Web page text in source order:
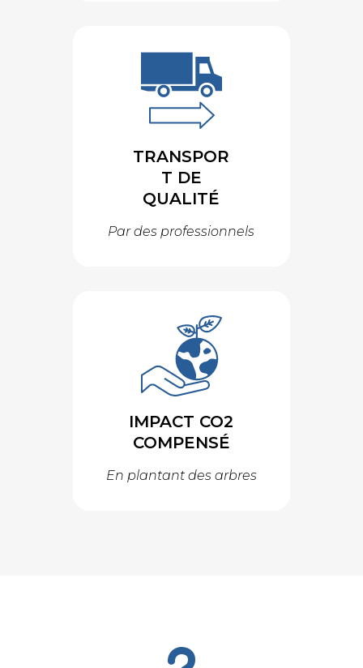
TRANSPOR
T DE
QUALITÉ
Par des professionnels
IMPACT CO2
COMPENSÉ
En plantant des arbres